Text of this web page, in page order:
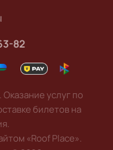
82
услуг по
билетов на
«Roof Place».